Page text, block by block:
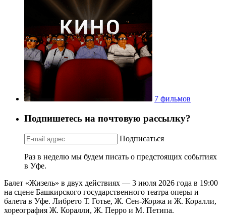
7 фильмов
Подпишетесь на почтовую рассылку?
Подписаться
Раз в неделю мы будем писать о предстоящих событиях
в Уфе.
Балет «Жизель» в двух действиях — 3 июля 2026 года в 19:00
на сцене Башкирского государственного театра оперы и
балета в Уфе. Либрето Т. Готье, Ж. Сен-Жоржа и Ж. Коралли,
хореография Ж. Коралли, Ж. Перро и М. Петипа.